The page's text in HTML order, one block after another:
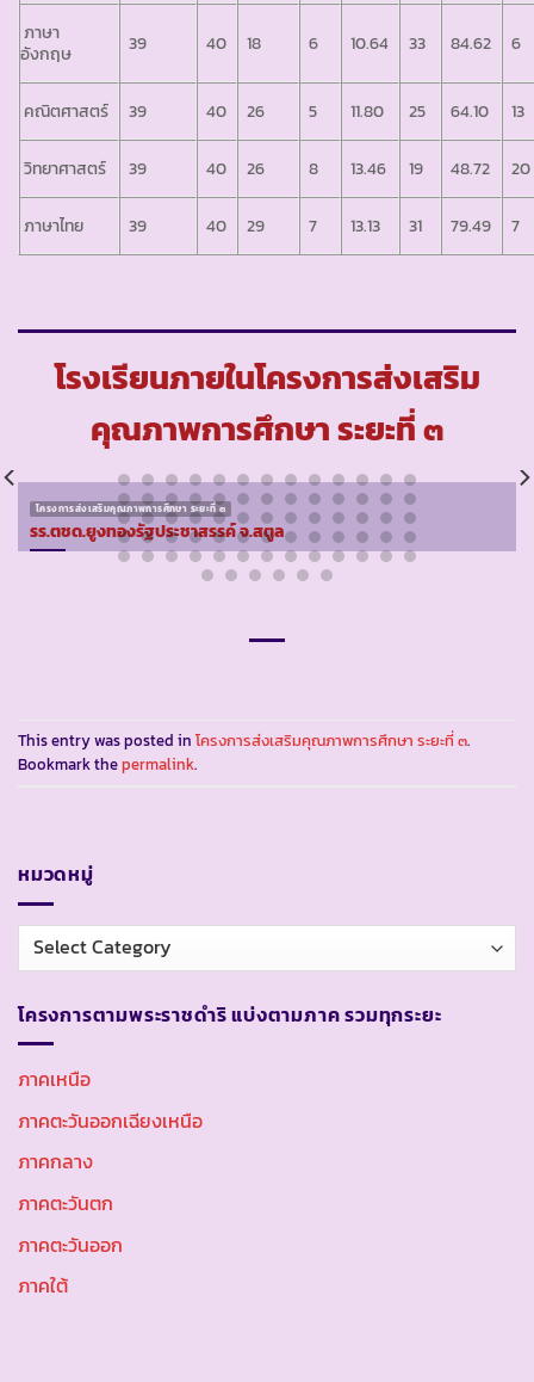
ภาษา
อังกฤษ
39 40 18 6 10.64 33 84.62 6
คณิตศาสตร์ 39 40 26 5 11.80 25 64.10 13
วิทยาศาสตร์ 39 40 26 8 13.46 19 48.72 20
ภาษาไทย 39 40 29 7 13.13 31 79.49 7
โรงเรียนภายในโครงการส่งเสริม
คุณภาพการศึกษา ระยะที่ ๓
โครงการส่งเสริมคุณภาพการศึกษา ระยะที่ ๓
รร.ตชด.ยูงทองรัฐประชาสรรค์ จ.สตูล
This entry was posted in โครงการส่งเสริมคุณภาพการศึกษา ระยะที่ ๓.
Bookmark thepermalink.
หมวดหมู่
หมวด
หมู่
โครงการตามพระราชดำริ แบ่งตามภาค รวมทุกระยะ
ภาคเหนือ
ภาคตะวันออกเฉียงเหนือ
ภาคกลาง
ภาคตะวันตก
ภาคตะวันออก
ภาคใต้